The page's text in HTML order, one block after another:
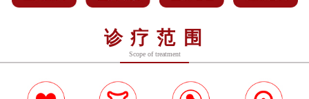
诊疗范围
Scope of treatment